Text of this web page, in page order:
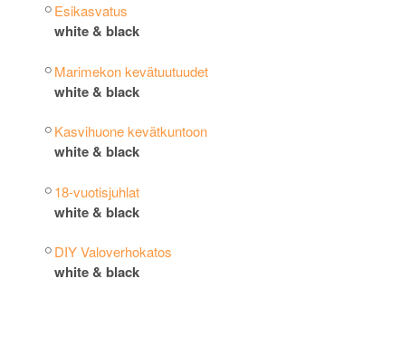
Esikasvatus
white & black
Marimekon kevätuutuudet
white & black
Kasvihuone kevätkuntoon
white & black
18-vuotisjuhlat
white & black
DIY Valoverhokatos
white & black